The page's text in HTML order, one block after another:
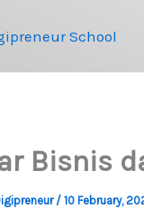
Bisnis
/ 10 February,